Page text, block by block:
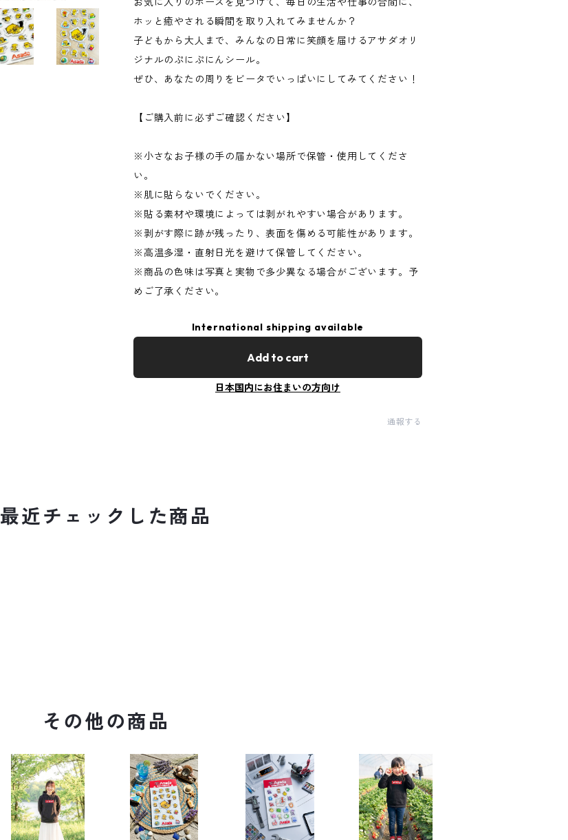
ホッと癒やされる瞬間を取り入れてみませんか？
子どもから大人まで、みんなの日常に笑顔を届けるアサダオリ
ジナルのぷにぷにんシール。
ぜひ、あなたの周りをビータでいっぱいにしてみてください！
【ご購入前に必ずご確認ください】
※小さなお子様の手の届かない場所で保管・使用してくださ
い。
※肌に貼らないでください。
※貼る素材や環境によっては剥がれやすい場合があります。
※剥がす際に跡が残ったり、表面を傷める可能性があります。
※高温多湿・直射日光を避けて保管してください。
※商品の色味は写真と実物で多少異なる場合がございます。予
めご了承ください。
International shipping available
Add to cart
日本国内にお住まいの方向け
通報する
最近チェックした商品
その他の商品